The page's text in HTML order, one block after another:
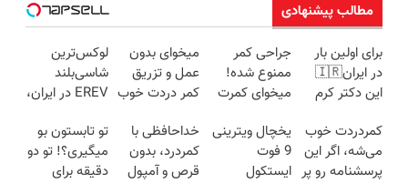
مطالب پیشنهادی
برای اولین بار
در ایران🇮🇷
این دکتر کرم
روزه ساخت!
جراحی کمر
ممنوع شده!
میخوای کمرت
درمان کنی؟
((پرسش‌نامه))
میخوای بدون
عمل و تزریق
کمر دردت خوب
◂پرسش‌نامه رو
پرکن
لوکس‌ترین
شاسی‌بلند
EREV در ایران،
موتور رونمایی
شد!
کمردردت خوب
می‌شه، اگر این
پرسشنامه رو پر
یخچال ویترینی
9 فوت
ایستکول
خداحافظی با
کمردرد، بدون
قرص و آمپول
تو تابستون بو
میگیری؟! تو دو
دقیقه برای